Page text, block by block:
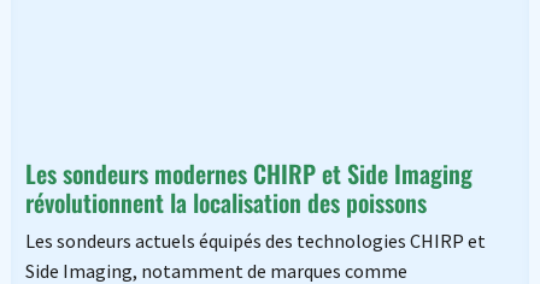
Les sondeurs modernes CHIRP et Side Imaging
révolutionnent la localisation des poissons
Les sondeurs actuels équipés des technologies CHIRP et
Side Imaging, notamment de marques comme